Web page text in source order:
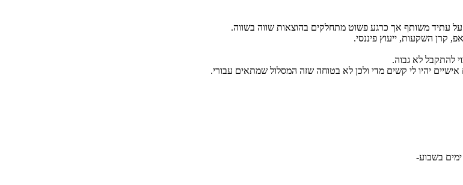
קרן השקעות, ייעוץ פיננסי.
להתקבל לא גבוה.
יהיו לי קשים מדי ולכן לא בטוחה שזה המסלול שמתאים עבורי.